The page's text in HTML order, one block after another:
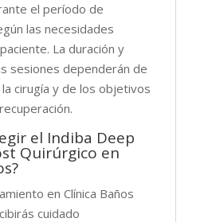
el período de
las necesidades
La duración y
sesiones dependerán de
cirugía y de los objetivos
el Indiba Deep
Quirúrgico en
en Clínica Baños
cuidado